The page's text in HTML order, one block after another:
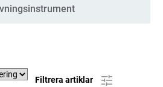
Filtrera artiklar